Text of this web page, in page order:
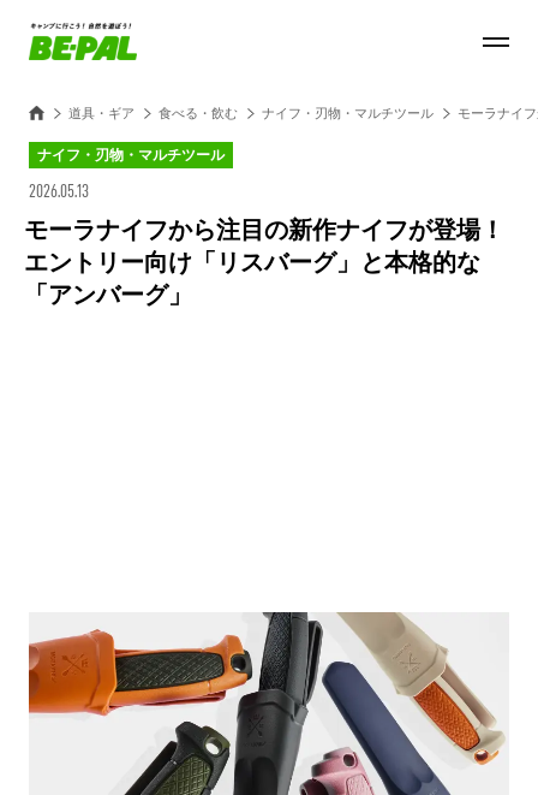
道具・ギア 食べる・飲む ナイフ・刃物・マルチツール モーラナイ
ナイフ・刃物・マルチツール
2026.05.13
モーラナイフから注目の新作ナイフが登場！
エントリー向け「リスバーグ」と本格的な
「アンバーグ」